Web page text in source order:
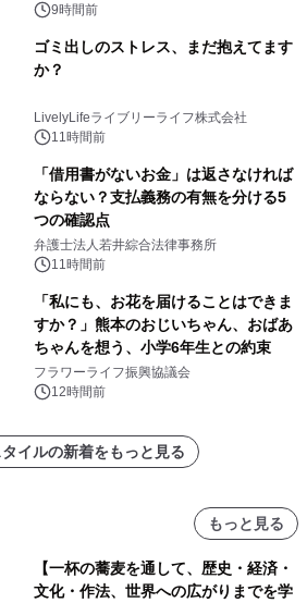
9時間前
ゴミ出しのストレス、まだ抱えてます
か？
LivelyLifeライブリーライフ株式会社
11時間前
「借用書がないお金」は返さなければ
ならない？支払義務の有無を分ける5
つの確認点
弁護士法人若井綜合法律事務所
11時間前
「私にも、お花を届けることはできま
すか？」熊本のおじいちゃん、おばあ
ちゃんを想う、小学6年生との約束
フラワーライフ振興協議会
12時間前
イルの新着をもっと見る
もっと見る
【一杯の蕎麦を通して、歴史・経済・
文化・作法、世界への広がりまでを学